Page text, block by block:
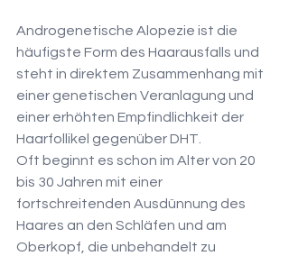
Androgenetische Alopezie ist die
häufigste Form des Haarausfalls und
steht in direktem Zusammenhang mit
einer genetischen Veranlagung und
einer erhöhten Empfindlichkeit der
Haarfollikel gegenüber DHT.
Oft beginnt es schon im Alter von 20
bis 30 Jahren mit einer
fortschreitenden Ausdünnung des
Haares an den Schläfen und am
Oberkopf, die unbehandelt zu